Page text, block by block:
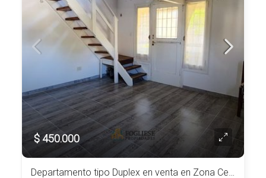
$ 450.000
Departamento tipo Duplex en venta en Zona Centro